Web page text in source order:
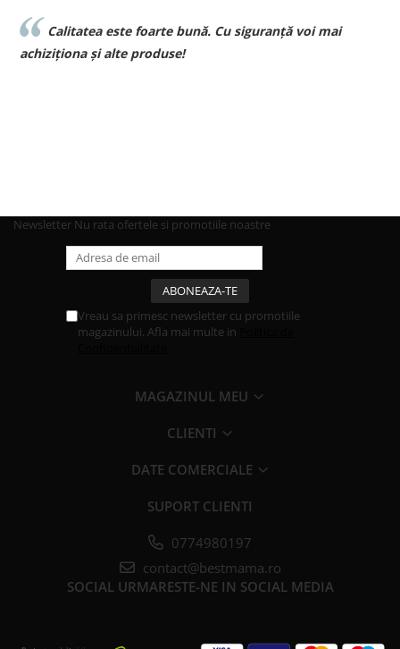
Calitatea este foarte bună. Cu siguranță voi mai
achiziționa și alte produse!
Newsletter Nu rata ofertele si promotiile noastre
Vreau sa primesc newsletter cu promotiile
magazinului. Afla mai multe in
MAGAZINUL MEU
CLIENTI
DATE COMERCIALE
SUPORT CLIENTI
0774980197
contact@bestmama.ro
SOCIAL URMARESTE-NE IN SOCIAL MEDIA